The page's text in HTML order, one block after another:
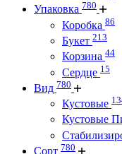
Упаковка 780
Коробка 86
Букет 213
Корзина 44
Сердце 15
Вид 780
Кустовые
Кустовые
Сорт 780